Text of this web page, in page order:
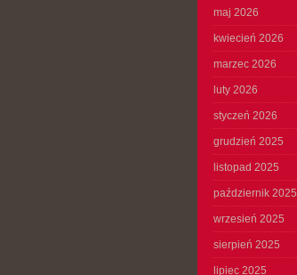
maj 2026
kwiecień 2026
marzec 2026
luty 2026
styczeń 2026
grudzień 2025
listopad 2025
październik 2025
wrzesień 2025
sierpień 2025
lipiec 2025